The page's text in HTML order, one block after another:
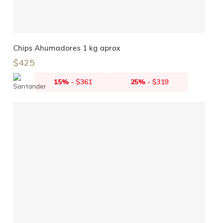
Añadir Al Carrito
Chips Ahumadores 1 kg aprox
$425
15% - $361 25% -$319